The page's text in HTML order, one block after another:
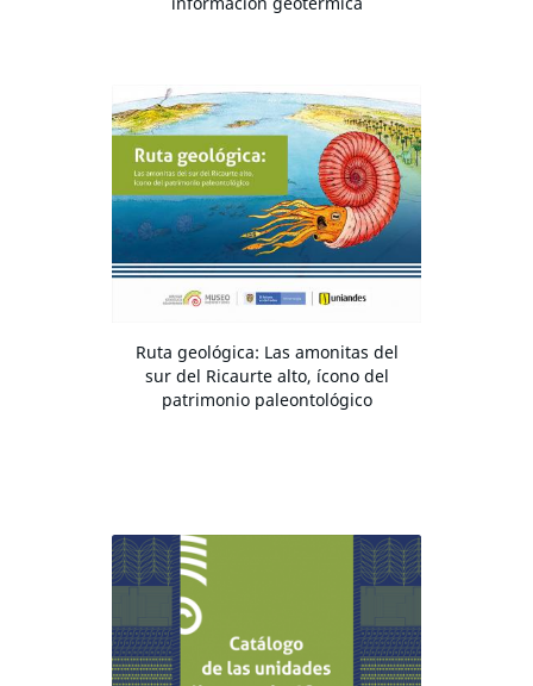
Ruta geológica: Las amonitas del
sur del Ricaurte alto, ícono del
patrimonio paleontológico